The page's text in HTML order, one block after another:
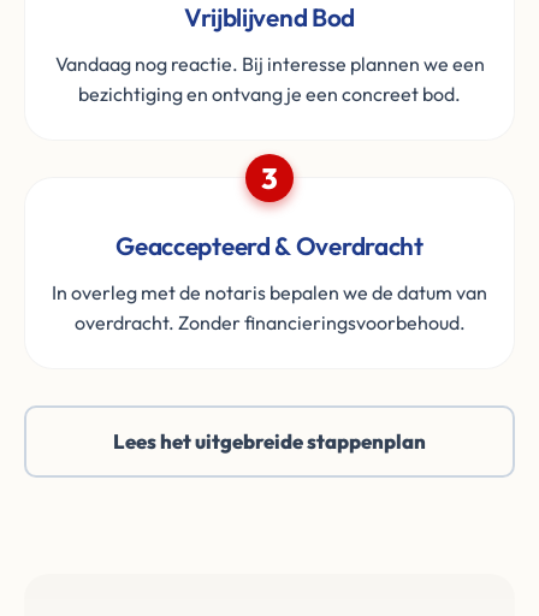
Vrijblijvend Bod
Vandaag nog reactie. Bij interesse plannen we een
bezichtiging en ontvang je een concreet bod.
3
Geaccepteerd & Overdracht
In overleg met de notaris bepalen we de datum van
overdracht. Zonder financieringsvoorbehoud.
Lees het uitgebreide stappenplan